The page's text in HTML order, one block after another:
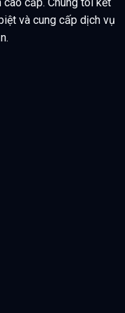
và cung cấp dịch vụ